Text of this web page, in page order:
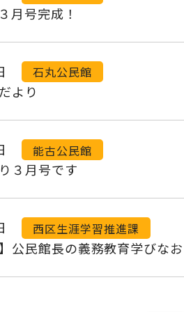
月号完成！
石丸公民館
より
能古公民館
３月号です
西区生涯学習推進課
公民館長の義務教育学びな